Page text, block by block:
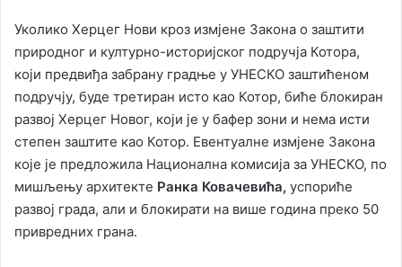
Уколико Херцег Нови кроз измјене Закона о заштити
природног и културно-историјског подручја Котора,
који предвиђа забрану градње у УНЕСКО заштићеном
подручју, буде третиран исто као Котор, биће блокиран
развој Херцег Новог, који је у бафер зони и нема исти
степен заштите као Котор. Евентуалне измјене Закона
које је предложила Национална комисија за УНЕСКО, по
мишљењу архитекте Ранка Ковачевића, успориће
развој града, али и блокирати на више година преко 50
привредних грана.